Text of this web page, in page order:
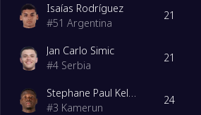
Isaías Rodríguez
#51 Argentina
21
Jan Carlo Simic
#4 Serbia
21
#3 Kamerun
24